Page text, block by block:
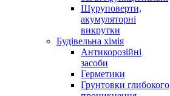
Шуруповерти,
акумуляторні
викрутки
Будівельна хімія
Антикорозійні
засоби
Герметики
Грунтовки глибокого